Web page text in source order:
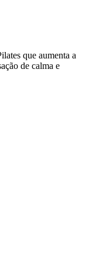
que aumenta a
de calma e